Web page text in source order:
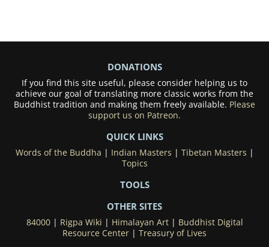
DONATIONS
If you find this site useful, please consider helping us to
achieve our goal of translating more classic works from the
Buddhist tradition and making them freely available. Please
support us on Patreon.
QUICK LINKS
Words of the Buddha | Indian Masters | Tibetan Masters |
Topics
TOOLS
OTHER SITES
84000| Rigpa Wiki | Himalayan Art| Buddhist Digital
Resource Center | Treasury of Lives